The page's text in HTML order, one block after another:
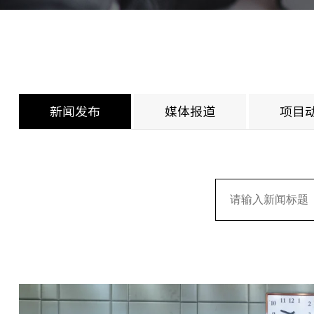
新闻发布 媒体报道 项目